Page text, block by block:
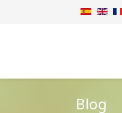
Blog